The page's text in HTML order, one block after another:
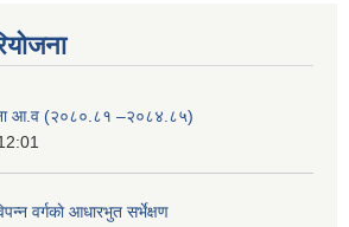
आ.व (२०८०.८१ –२०८४.८५)
वर्गकाे आधारभुत सर्भेक्षण